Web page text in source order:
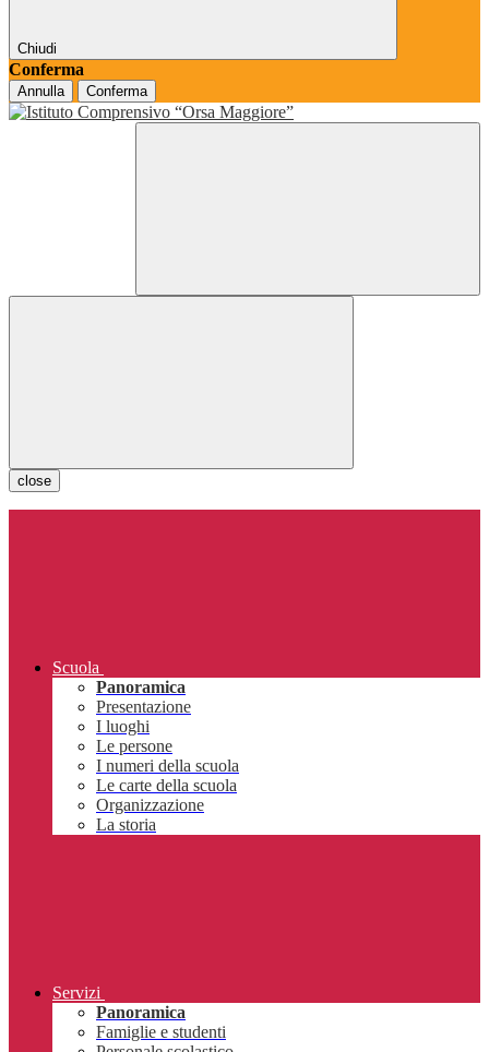
Chiudi
Conferma
Annulla Conferma
close
Scuola
Panoramica
Presentazione
I luoghi
Le persone
I numeri della scuola
Le carte della scuola
Organizzazione
La storia
Servizi
Panoramica
Famiglie e studenti